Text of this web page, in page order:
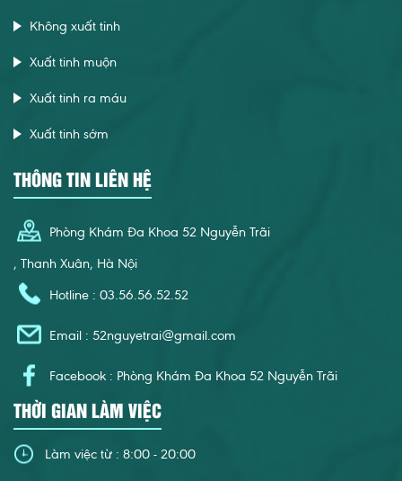
Không xuất tinh
Xuất tinh muộn
Xuất tinh ra máu
Xuất tinh sớm
THÔNG TIN LIÊN HỆ
Phòng Khám Đa Khoa 52 Nguyễn Trãi
, Thanh Xuân, Hà Nội
Hotline : 03.56.56.52.52
Email : 52nguyetrai@gmail.com
Facebook : Phòng Khám Đa Khoa 52 Nguyễn Trãi
THỜI GIAN LÀM VIỆC
Làm việc từ : 8:00 - 20:00